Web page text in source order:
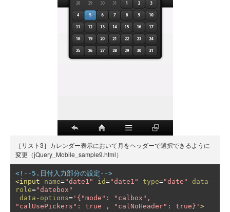
［リスト3］カレンダー表示において月をヘッダーで選択できるように
変更（jQuery_Mobile_sample9.html）
<!--5.日付入力部分の設定-->
<input
name="date1" id="date1" type="date"
data-
role="datebox"
data-options= '{"mode": "calbox",
"calUsePickers": true , "calNoHeader": true}' >